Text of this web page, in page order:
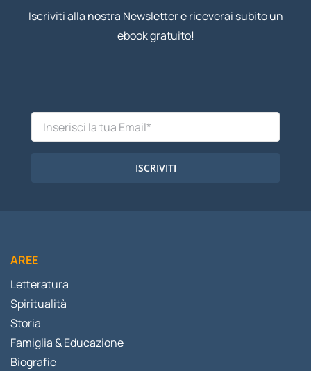
Iscriviti alla nostra Newsletter e riceverai subito un
ebook gratuito!
ISCRIVITI
AREE
Letteratura
Spiritualità
Storia
Famiglia & Educazione
Biografie